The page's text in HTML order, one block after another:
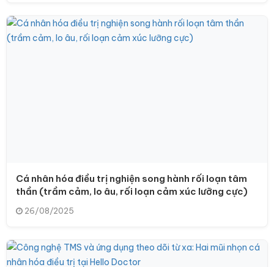
Cá nhân hóa điều trị nghiện song hành rối loạn tâm
thần (trầm cảm, lo âu, rối loạn cảm xúc lưỡng cực)
26/08/2025